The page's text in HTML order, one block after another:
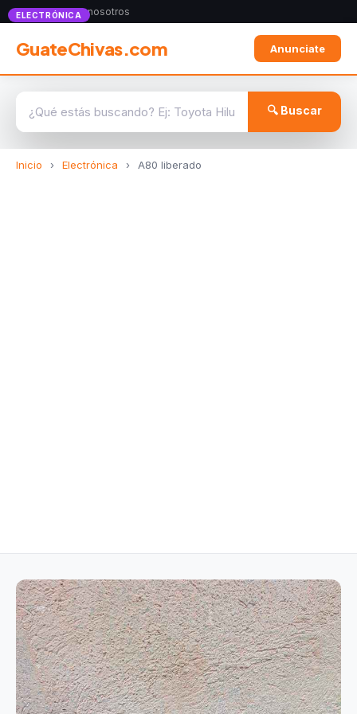
Anunciate con nosotros
GuateChivas.com Anunciate
🔍 Buscar
Inicio › Electrónica › A80 liberado
ELECTRÓNICA